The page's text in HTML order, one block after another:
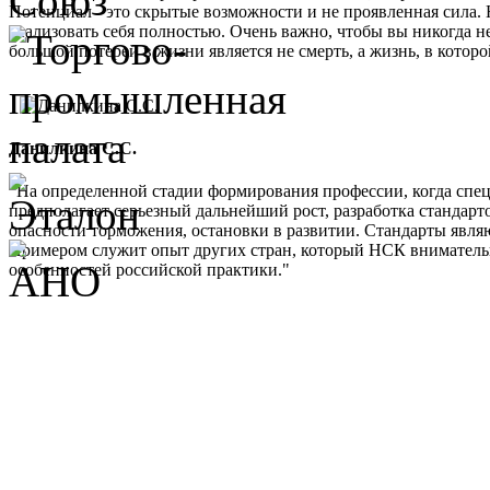
Потенциал - это скрытые возможности и не проявленная
реализовать себя полностью. Очень важно, чтобы вы никогда
большой потерей в жизни является не смерть, а жизнь, в
Данилкина С.С.
"На определенной стадии формирования профессии, когда
предполагает серьезный дальнейший рост, разработка
опасности торможения, остановки в развитии. Стандарты
Примером служит опыт других стран, который НСК
особенностей российской практики."